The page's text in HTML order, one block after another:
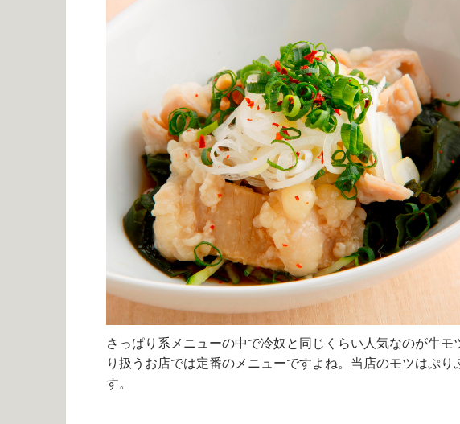
さっぱり系メニューの中で冷奴と同じくらい人気なのが牛モ
り扱うお店では定番のメニューですよね。当店のモツはぷり
す。